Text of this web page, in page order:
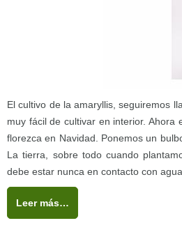
El cultivo de la amaryllis, seguiremos
muy fácil de cultivar en interior.
florezca en Navidad. Ponemos un
La tierra, sobre todo cuando
debe estar nunca en contacto con
Leer más…